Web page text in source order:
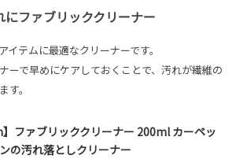
ファブリッククリーナー
テムに最適なクリーナーです。
ーで早めにケアしておくことで、汚れが繊維の
。
】ファブリッククリーナー 200ml カーペッ
の汚れ落としクリーナー